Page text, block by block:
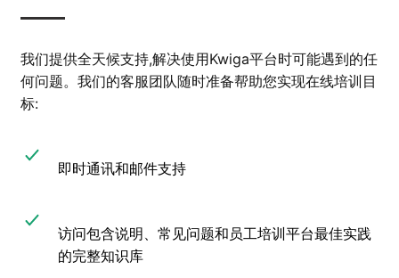
我们提供全天候支持,解决使用Kwiga平台时可能遇到的任
何问题。我们的客服团队随时准备帮助您实现在线培训目
标:
即时通讯和邮件支持
访问包含说明、常见问题和员工培训平台最佳实践
的完整知识库